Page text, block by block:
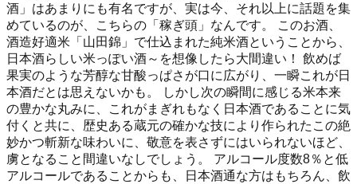
酒」はあまりにも有名ですが、実は今、それ以上に話題を集
めているのが、こちらの「稼ぎ頭」なんです。 このお酒、
酒造好適米「山田錦」で仕込まれた純米酒ということから、
日本酒らしい米っぽい酒～を想像したら大間違い！ 飲めば
果実のような芳醇な甘酸っぱさが口に広がり、一瞬これが日
本酒だとは思えないかも。 しかし次の瞬間に感じる米本来
の豊かな丸みに、これがまぎれもなく日本酒であることに気
付くと共に、歴史ある蔵元の確かな技により作られたこの絶
妙かつ斬新な味わいに、敬意を表さずにはいられないほど、
虜となること間違いなしでしょう。 アルコール度数8％と低
アルコールであることからも、日本酒通な方はもちろん、飲